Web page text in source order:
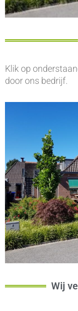
Klik op
door ons bedrijf.
Wij